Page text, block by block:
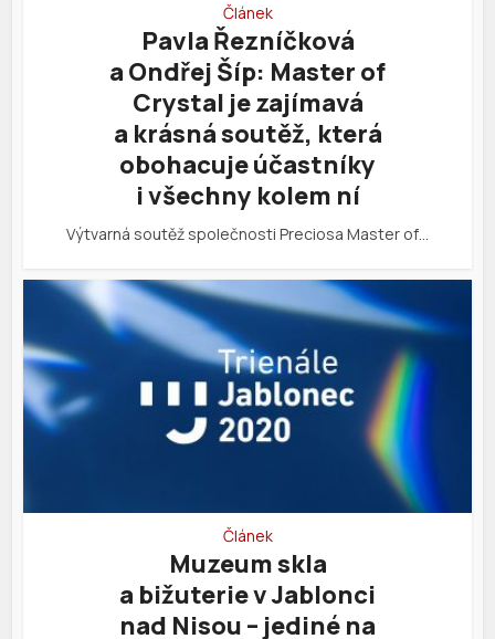
Článek
Pavla Řezníčková
a Ondřej Šíp: Master of
Crystal je zajímavá
a krásná soutěž, která
obohacuje účastníky
i všechny kolem ní
Výtvarná soutěž společnosti Preciosa Master of…
Článek
Muzeum skla
a bižuterie v Jablonci
nad Nisou – jediné na